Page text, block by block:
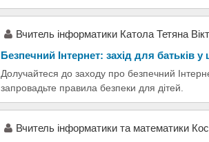
Вчитель інформатики Катола Тетяна
Безпечний Інтернет: захід для батьків
Долучайтеся до заходу про безпечний
запровадьте правила безпеки для дітей.
Вчитель інформатики та математики